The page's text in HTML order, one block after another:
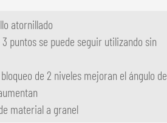
atornillado
puntos se puede seguir utilizando sin
de 2 niveles mejoran el ángulo de
material a granel